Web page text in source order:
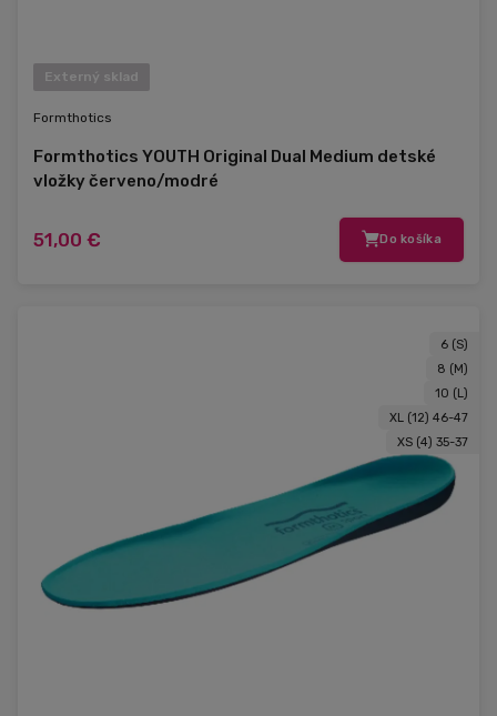
Externý sklad
Formthotics
Formthotics YOUTH Original Dual Medium detské
vložky červeno/modré
51,00 € Do košíka
6 (S)
8 (M)
10 (L)
XL (12) 46-47
XS (4) 35-37